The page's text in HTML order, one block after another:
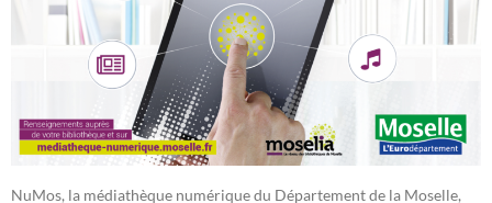
NuMos, la médiathèque numérique du Département de la Moselle,